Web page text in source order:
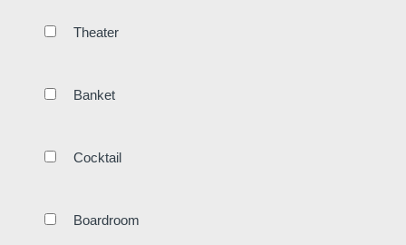
Theater
Banket
Cocktail
Boardroom